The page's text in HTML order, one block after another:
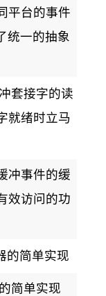
平台的事件
统一的抽象
套接字的读
就绪时立马
冲事件的缓
效访问的功
的简单实现
简单实现